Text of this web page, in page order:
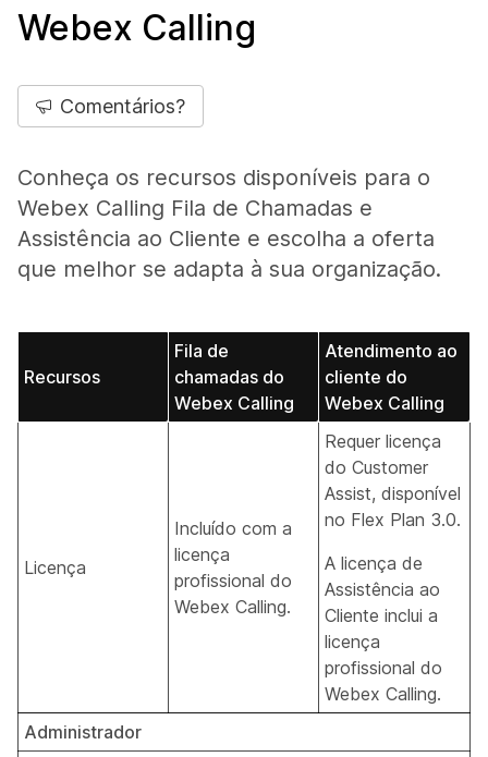
Webex Calling
Comentários?
Conheça os recursos disponíveis para o
Webex Calling Fila de Chamadas e
Assistência ao Cliente e escolha a oferta
que melhor se adapta à sua organização.
Recursos
Fila de
chamadas do
Webex Calling
Atendimento ao
cliente do
Webex Calling
Licença
Incluído com a
licença
profissional do
Webex Calling.
Requer licença
do Customer
Assist, disponível
no Flex Plan 3.0.
A licença de
Assistência ao
Cliente inclui a
licença
profissional do
Webex Calling.
Administrador